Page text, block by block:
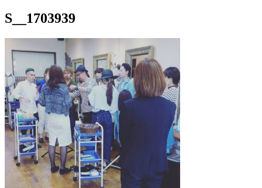
S__1703939